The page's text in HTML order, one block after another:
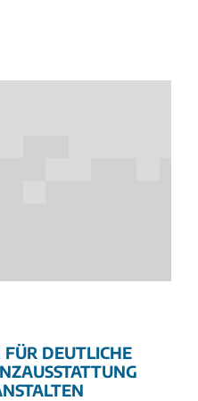
DEUTLICHE